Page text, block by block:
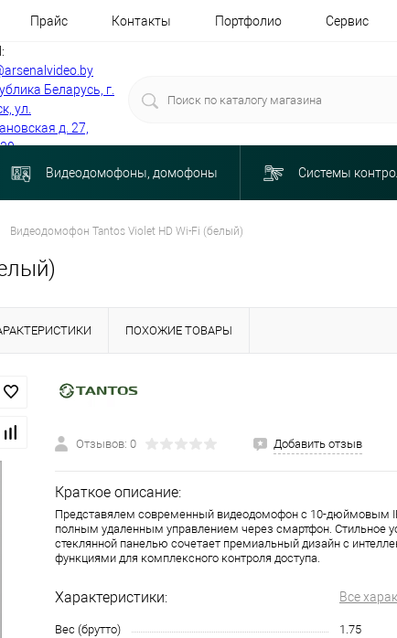
Прайс Контакты Портфолио Сервис
Беларусь, г.
ул.
д. 27,
Видеодомофоны, домофоны Системы
Видеодомофон Tantos Violet HD Wi-Fi (белый)
ПОХОЖИЕ ТОВАРЫ
Отзывов: 0 Добавить отзыв
Краткое описание:
Представялем современный видеодомофон с 10-дюймовым
полным удаленным управлением через смартфон. Стильное
стеклянной панелью сочетает премиальный дизайн с
функциями для комплексного контроля доступа.
Характеристики: Все
Вес (брутто)
1.75